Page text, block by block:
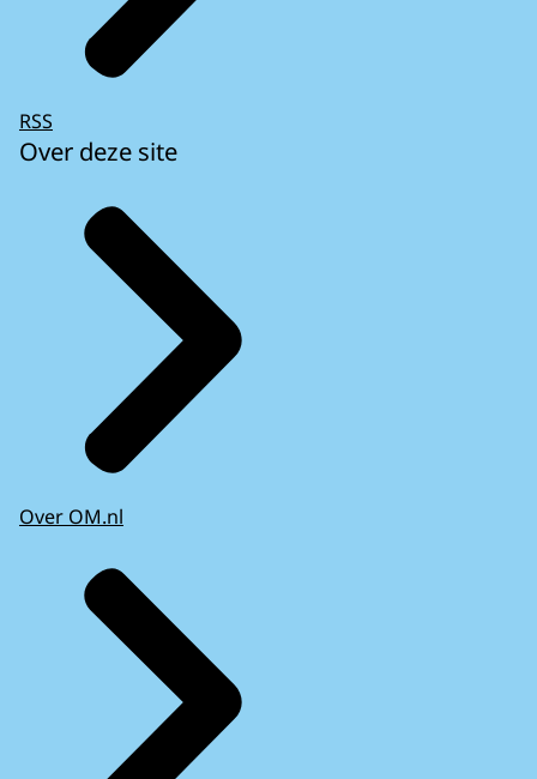
RSS
Over deze site
Over OM.nl